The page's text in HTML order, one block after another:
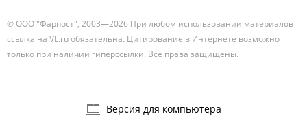
© ООО "Фарпост", 2003—2026 При любом использовании материалов
ссылка на VL.ru обязательна. Цитирование в Интернете возможно
только при наличии гиперссылки. Все права защищены.
Версия для компьютера